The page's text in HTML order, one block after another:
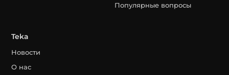
Популярные вопросы
Teka
Новости
О нас